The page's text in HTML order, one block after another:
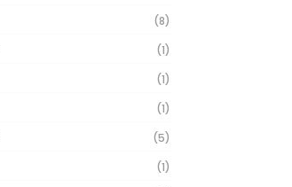
(8)
(1)
(1)
(1)
(5)
(1)